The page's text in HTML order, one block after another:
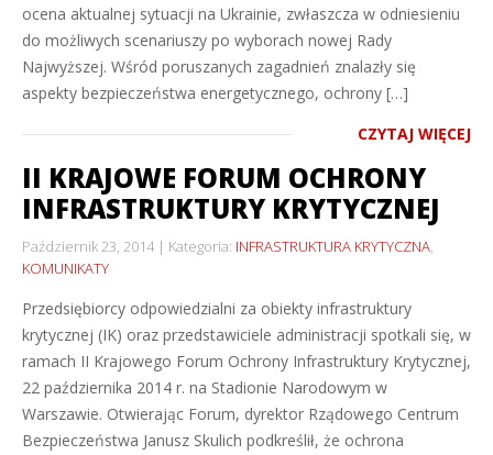
ocena aktualnej sytuacji na Ukrainie, zwłaszcza w odniesieniu
do możliwych scenariuszy po wyborach nowej Rady
Najwyższej. Wśród poruszanych zagadnień znalazły się
aspekty bezpieczeństwa energetycznego, ochrony […]
CZYTAJ WIĘCEJ
II KRAJOWE FORUM OCHRONY
INFRASTRUKTURY KRYTYCZNEJ
Październik 23, 2014 Kategoria: INFRASTRUKTURA KRYTYCZNA,
KOMUNIKATY
Przedsiębiorcy odpowiedzialni za obiekty infrastruktury
krytycznej (IK) oraz przedstawiciele administracji spotkali się, w
ramach II Krajowego Forum Ochrony Infrastruktury Krytycznej,
22 października 2014 r. na Stadionie Narodowym w
Warszawie. Otwierając Forum, dyrektor Rządowego Centrum
Bezpieczeństwa Janusz Skulich podkreślił, że ochrona